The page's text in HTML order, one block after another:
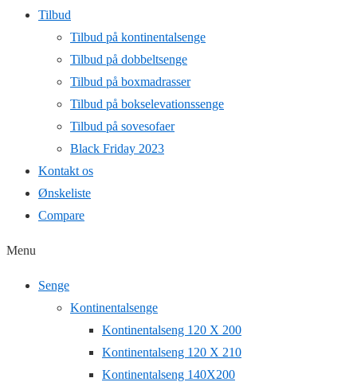
Tilbud
Tilbud på kontinentalsenge
Tilbud på dobbeltsenge
Tilbud på boxmadrasser
Tilbud på bokselevationssenge
Tilbud på sovesofaer
Black Friday 2023
Kontakt os
Ønskeliste
Compare
Menu
Senge
Kontinentalsenge
Kontinentalseng 120 X 200
Kontinentalseng 120 X 210
Kontinentalseng 140X200